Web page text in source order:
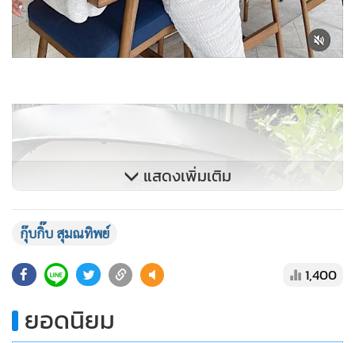
แสดงเพิ่มเติม
กุ๊บกิ๊บ สุมณทิพย์
1,400
ยอดนิยม